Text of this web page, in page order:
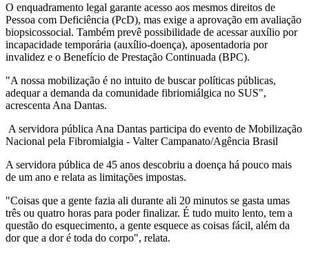
O enquadramento legal garante acesso aos mesmos direitos de
Pessoa com Deficiência (PcD), mas exige a aprovação em avaliação
biopsicossocial. Também prevê possibilidade de acessar auxílio por
incapacidade temporária (auxílio-doença), aposentadoria por
invalidez e o Benefício de Prestação Continuada (BPC).
"A nossa mobilização é no intuito de buscar políticas públicas,
adequar a demanda da comunidade fibriomiálgica no SUS",
acrescenta Ana Dantas.
A servidora pública Ana Dantas participa do evento de Mobilização
Nacional pela Fibromialgia - Valter Campanato/Agência Brasil
A servidora pública de 45 anos descobriu a doença há pouco mais
de um ano e relata as limitações impostas.
"Coisas que a gente fazia ali durante ali 20 minutos se gasta umas
três ou quatro horas para poder finalizar. É tudo muito lento, tem a
questão do esquecimento, a gente esquece as coisas fácil, além da
dor que a dor é toda do corpo", relata.